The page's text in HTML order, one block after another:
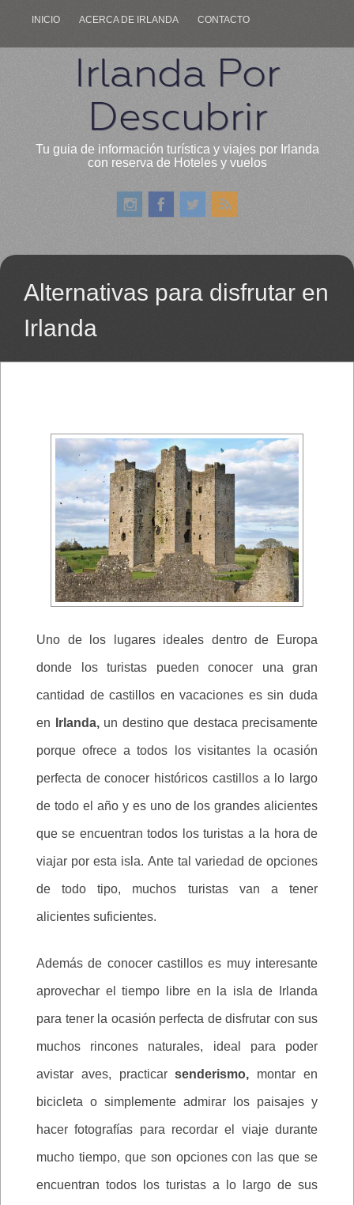
INICIO ACERCA DE IRLANDA CONTACTO
Irlanda Por
Descubrir
Tu guia de información turística y viajes por Irlanda
con reserva de Hoteles y vuelos
Alternativas para disfrutar en
Irlanda
Uno de los lugares ideales dentro de Europa
donde los turistas pueden conocer una gran
cantidad de castillos en vacaciones es sin duda
en Irlanda,un destino que destaca precisamente
porque ofrece a todos los visitantes la ocasión
perfecta de conocer históricos castillos a lo largo
de todo el año y es uno de los grandes alicientes
que se encuentran todos los turistas a la hora de
viajar por esta isla. Ante tal variedad de opciones
de todo tipo, muchos turistas van a tener
alicientes suficientes.
Además de conocer castillos es muy interesante
aprovechar el tiempo libre en la isla de Irlanda
para tener la ocasión perfecta de disfrutar con sus
muchos rincones naturales, ideal para poder
avistar aves, practicarsenderismo, montar en
bicicleta o simplemente admirar los paisajes y
hacer fotografías para recordar el viaje durante
mucho tiempo, que son opciones con las que se
encuentran todos los turistas a lo largo de sus